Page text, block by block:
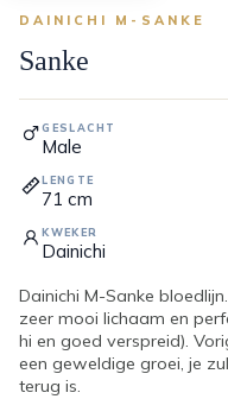
DAINICHI M-SANKE
Sanke
GESLACHT
Male
LENGTE
71 cm
KWEKER
Dainichi
Dainichi M-Sanke
zeer mooi lichaam en
hi en goed verspreid).
een geweldige groei, je
terug is.